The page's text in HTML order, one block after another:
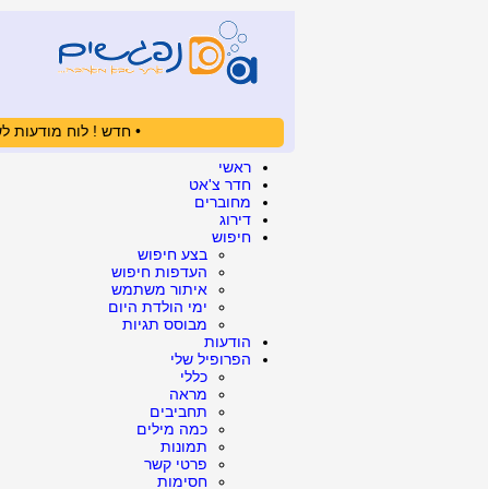
• חדש ! לוח מודעות
ראשי
חדר צ'אט
מחוברים
דירוג
חיפוש
בצע חיפוש
העדפות חיפוש
איתור משתמש
ימי הולדת היום
מבוסס תגיות
הודעות
הפרופיל שלי
כללי
מראה
תחביבים
כמה מילים
תמונות
פרטי קשר
חסימות